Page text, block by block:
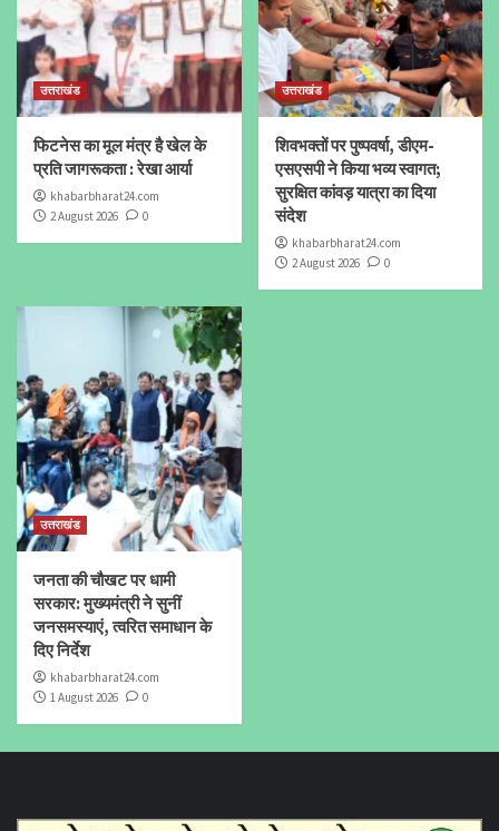
उत्तराखंड
फिटनेस का मूल मंत्र है खेल के
प्रति जागरूकता : रेखा आर्या
khabarbharat24.com
2 August 2026
0
उत्तराखंड
शिवभक्तों पर पुष्पवर्षा, डीएम-
एसएसपी ने किया भव्य स्वागत;
सुरक्षित कांवड़ यात्रा का दिया
संदेश
khabarbharat24.com
2 August 2026
0
उत्तराखंड
जनता की चौखट पर धामी
सरकार: मुख्यमंत्री ने सुनीं
जनसमस्याएं, त्वरित समाधान के
दिए निर्देश
khabarbharat24.com
1 August 2026
0